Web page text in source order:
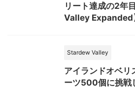
リート達成の2年
Valley
Stardew Valley
アイランドオベリ
ーツ500個に挑戦